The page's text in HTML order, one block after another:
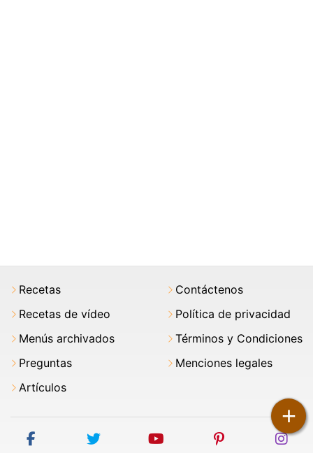
+
Recetas
Recetas de vídeo
Menús archivados
Preguntas
Artículos
Contáctenos
Política de privacidad
Términos y Condiciones
Menciones legales
facebook twitter youtube pinterest